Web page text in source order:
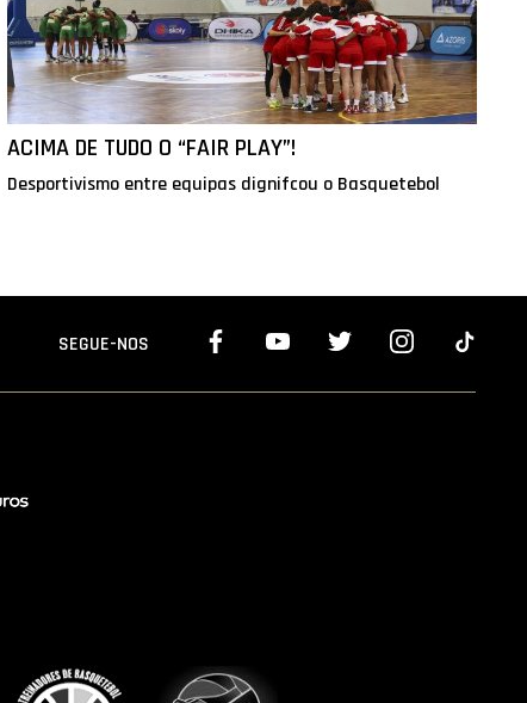
ACIMA DE TUDO O “FAIR PLAY”!
Desportivismo entre equipas dignifcou o Basquetebol
SEGUE-NOS